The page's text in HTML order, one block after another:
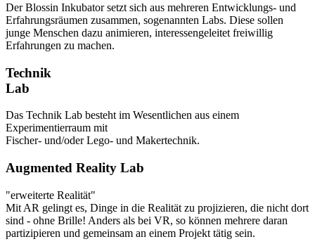
Der Blossin Inkubator setzt sich aus mehreren Entwicklungs- und
Erfahrungsräumen zusammen, sogenannten Labs. Diese sollen
junge Menschen dazu animieren, interessengeleitet freiwillig
Erfahrungen zu machen.
Technik
Lab
Das Technik Lab besteht im Wesentlichen aus einem
Experimentierraum mit
Fischer- und/oder Lego- und Makertechnik.
Augmented Reality Lab
"erweiterte Realität"
Mit AR gelingt es, Dinge in die Realität zu projizieren, die nicht dort
sind - ohne Brille! Anders als bei VR, so können mehrere daran
partizipieren und gemeinsam an einem Projekt tätig sein.